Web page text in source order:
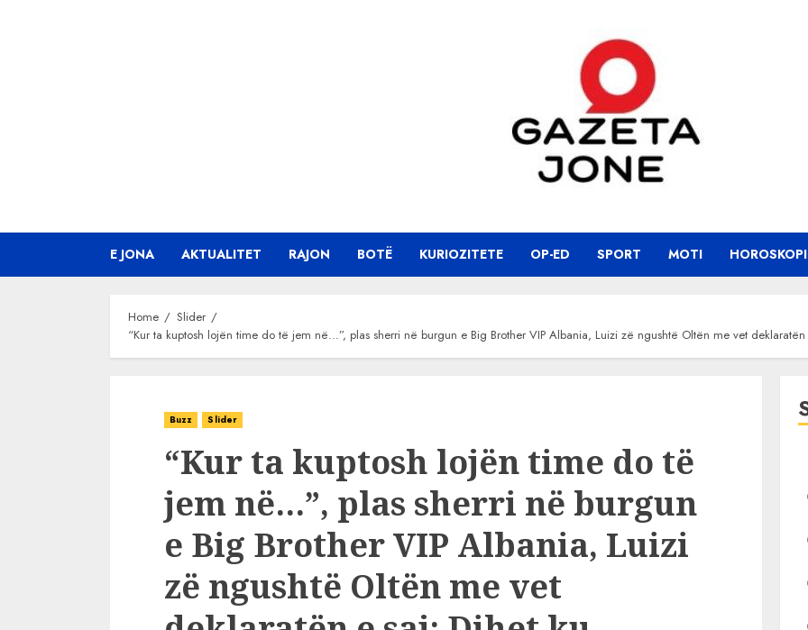
E JONA AKTUALITET RAJON BOTË KURIOZITETE OP-ED SPORT MOTI HOROSKOPI
Home
Slider
“Kur ta kuptosh lojën time do të jem në…”, plas sherri në burgun e Big Brother VIP Albania, Luizi zë ngushtë Oltën me vet
Buzz Slider
“Kur ta kuptosh lojën time do të
jem në…”, plas sherri në burgun
e Big Brother VIP Albania, Luizi
zë ngushtë Oltën me vet